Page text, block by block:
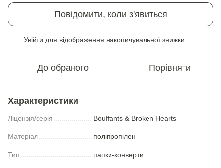
Повідомити, коли з'явиться
Увійти для відображення накопичувальної знижки
До обраного Порівняти
Характеристики
Ліцензія/серія Bouffants & Broken Hearts
Матеріал поліпропілен
Тип папки-конверти